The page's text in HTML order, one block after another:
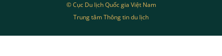
© Cục Du lịch Quốc gia Việt Nam
Trung tâm Thông tin du lịch